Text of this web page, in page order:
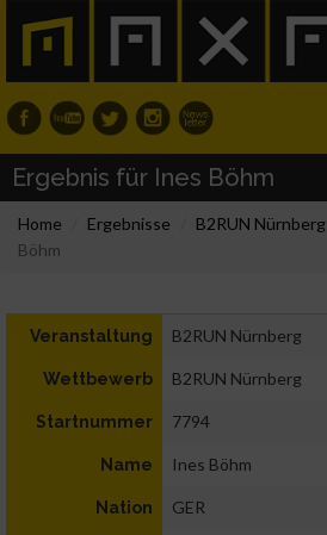
Ergebnis für Ines Böhm
Home Ergebnisse B2RUN Nürnberg
Böhm
Veranstaltung B2RUN Nürnberg
Wettbewerb B2RUN Nürnberg
Startnummer 7794
Name Ines Böhm
Nation GER